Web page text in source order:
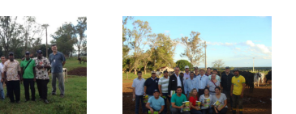
Visitas no Fazendão
Caçapava Fruita – Top
1.000